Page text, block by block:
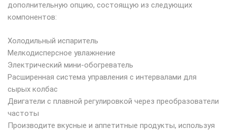
дополнительную опцию, состоящую из следующих
компонентов:
Холодильный испаритель
Мелкодисперсное увлажнение
Электрический мини-обогреватель
Расширенная система управления с интервалами для
сырых колбас
Двигатели с плавной регулировкой через преобразователи
частоты
Производите вкусные и аппетитные продукты, используя